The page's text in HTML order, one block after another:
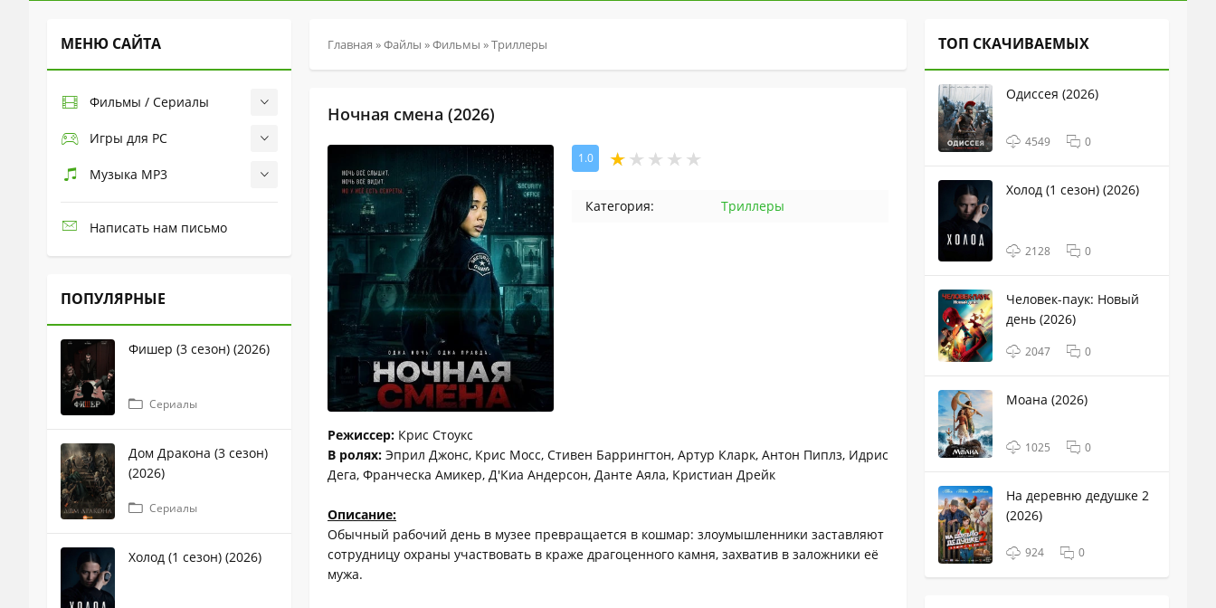
МЕНЮ САЙТА
Фильмы / Сериалы
Игры для PC
Музыка MP3
Написать нам письмо
ПОПУЛЯРНЫЕ
Фишер (3 сезон) (2026)
Сериалы
Дом Дракона (3 сезон)
(2026)
Сериалы
Холод (1 сезон) (2026)
Главная »Файлы »Фильмы »Триллеры
Ночная смена (2026)
1.0
Категория: Триллеры
Режиссер: Крис Стоукс
В ролях: Эприл Джонс, Крис Мосс, Стивен Баррингтон, Артур Кларк, Антон Пиплз, Идрис
Дега, Франческа Амикер, Д'Киа Андерсон, Данте Аяла, Кристиан Дрейк
Описание:
Обычный рабочий день в музее превращается в кошмар: злоумышленники заставляют
сотрудницу охраны участвовать в краже драгоценного камня, захватив в заложники её
мужа.
ТОП СКАЧИВАЕМЫХ
Одиссея (2026)
4549 0
Холод (1 сезон) (2026)
2128 0
Человек-паук: Новый
день (2026)
2047 0
Моана (2026)
1025 0
На деревню дедушке 2
(2026)
924 0